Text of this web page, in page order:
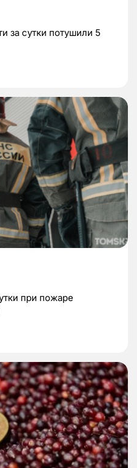
за сутки потушили 5
при пожаре